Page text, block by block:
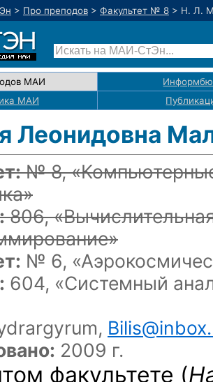
> Про преподов > Факультет № 8 > Н. Л.
МАИ
МАИ
Леонидовна
№ 8,
806,
№ 6,
604, «Системный
2009 г.
факультете (